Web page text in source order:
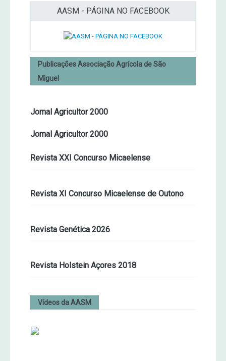
AASM - PÁGINA NO FACEBOOK
Publicações Associação Agrícola de São
Miguel
Jornal Agricultor 2000
Jornal Agricultor 2000
Revista XXI Concurso Micaelense
Revista XI Concurso Micaelense de Outono
Revista Genética 2026
Revista Holstein Açores 2018
Vídeos da AASM